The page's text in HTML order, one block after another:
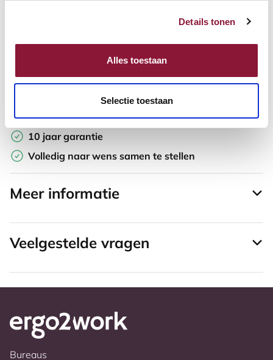
Details tonen
Alles toestaan
Selectie toestaan
Opzoek naar een offerte op maat? Maak je werkplek compleet
Toevoegen aan vergelijker
Laagste Prijsgarantie
Gratis verzending
10 jaar garantie
Volledig naar wens samen te stellen
Meer informatie
Veelgestelde vragen
Bureaus